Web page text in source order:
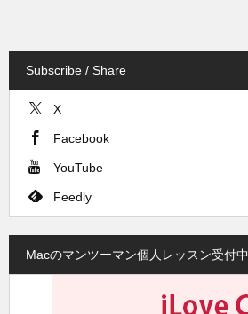
Subscribe / Share
X
Facebook
YouTube
Feedly
Macのマンツーマン個人レッスン受付中